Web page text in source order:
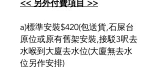
<< 另外付費項目 >>
a)標準安裝$420(包送貨,石屎台
原位或原有舊架安裝,接駁3呎去
水喉到大廈去水位(大廈無去水
位另作安排)